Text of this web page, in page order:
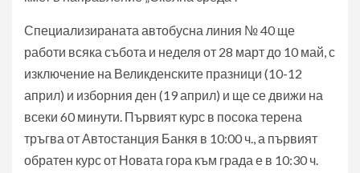
Специализираната автобусна линия № 40 ще
работи всяка събота и неделя от 28 март до 10 май, с
изключение на Великденските празници (10-12
април) и изборния ден (19 април) и ще се движи на
всеки 60 минути. Първият курс в посока терена
тръгва от Автостанция Банкя в 10:00 ч., а първият
обратен курс от Новата гора към града е в 10:30 ч.